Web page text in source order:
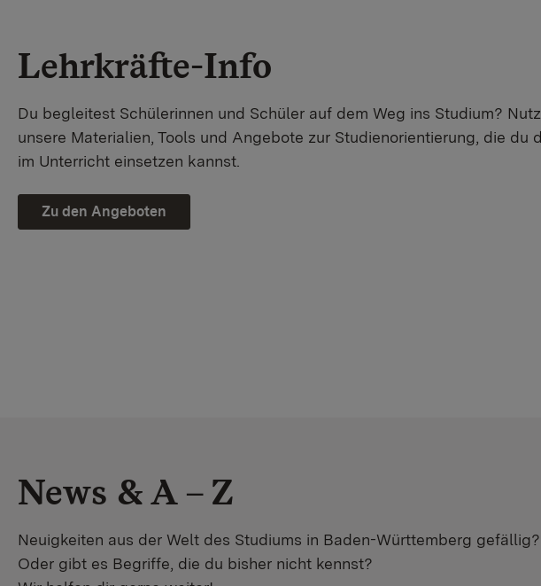
Lehrkräfte-Info
Du begleitest Schülerinnen und Schüler auf dem Weg ins Studium?
unsere Materialien, Tools und Angebote zur Studienorientierung, die du
im Unterricht einsetzen kannst.
Zu den Angeboten
News & A – Z
Neuigkeiten aus der Welt des Studiums in Baden-Württemberg gefällig?
Oder gibt es Begriffe, die du bisher nicht kennst?